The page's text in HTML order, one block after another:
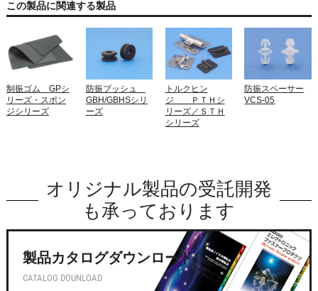
この製品に関連する製品
制振ゴム GPシ
リーズ・スポン
ジシリーズ
防振ブッシュ
GBH/GBHSシリ
ーズ
トルクヒン
ジ ＰＴＨシ
リーズ／ＳＴＨ
シリーズ
防振スペーサー
VCS-05
オリジナル製品の受託開発
も承っております
製品カタログダウンロード
CATALOG DOUNLOAD